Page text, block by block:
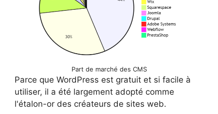
Part de marché des CMS
Parce que WordPress est gratuit et si facile à
utiliser, il a été largement adopté comme
l'étalon-or des créateurs de sites web.